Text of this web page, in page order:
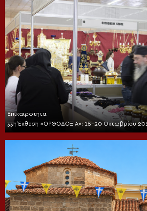
Επικαιρότητα
33η Έκθεση «ΟΡΘΟΔΟΞΙΑ»: 18-20 Οκτωβρίου